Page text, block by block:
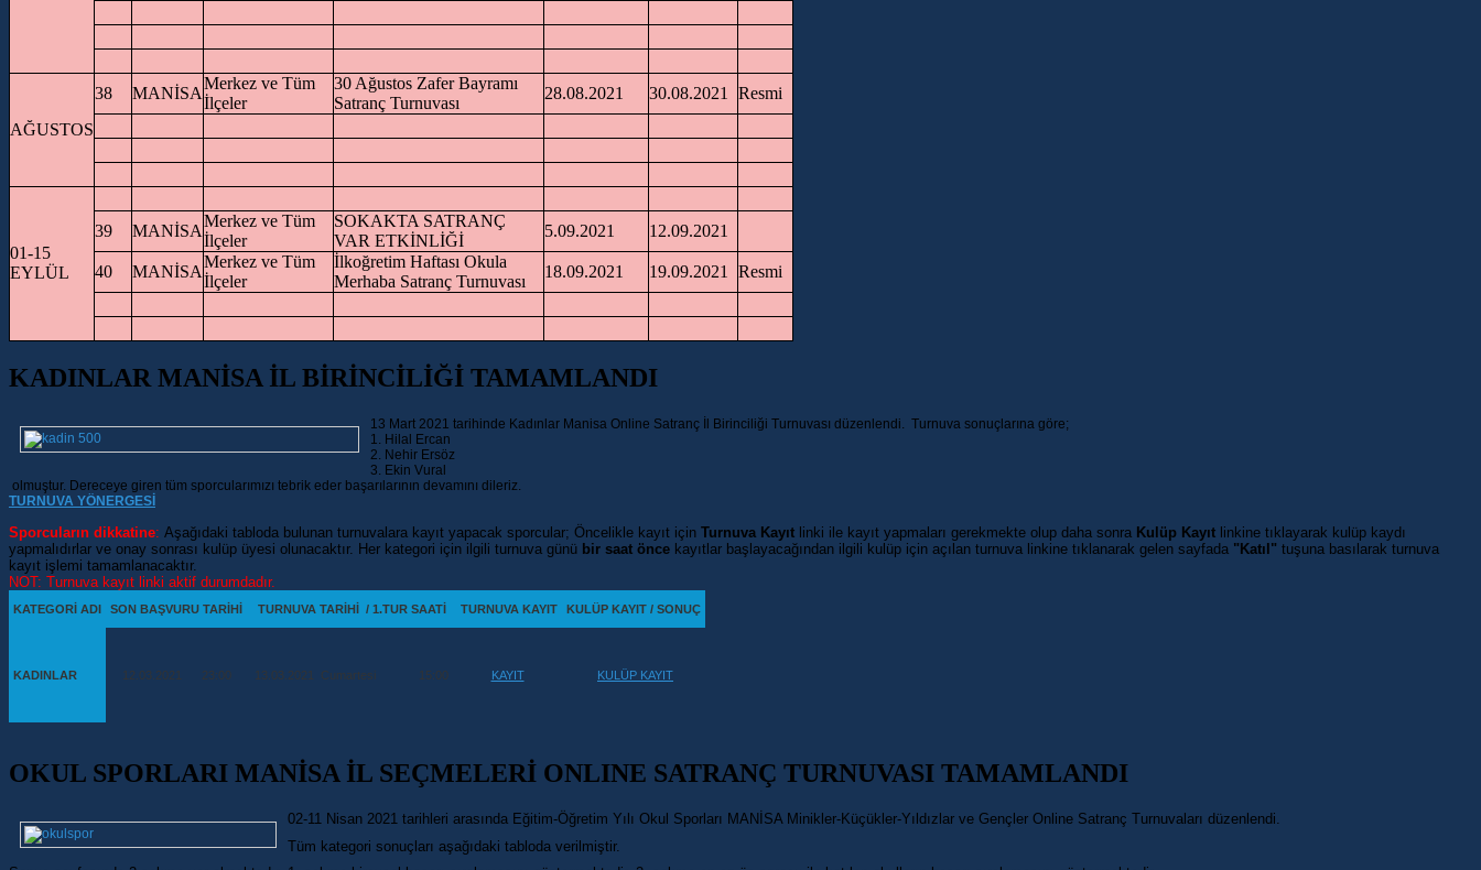
AĞUSTOS
38 MANİSA
Merkez ve Tüm
İlçeler
30 Ağustos Zafer Bayramı
Satranç Turnuvası
28.08.2021 30.08.2021 Resmi
01-15
EYLÜL
39 MANİSA
Merkez ve Tüm
İlçeler
SOKAKTA SATRANÇ
VAR ETKİNLİĞİ
5.09.2021 12.09.2021
40 MANİSA
Merkez ve Tüm
İlçeler
İlkoğretim Haftası Okula
Merhaba Satranç Turnuvası
18.09.2021 19.09.2021 Resmi
KADINLAR MANİSA İL BİRİNCİLİĞİ TAMAMLANDI
13 Mart 2021 tarihinde Kadınlar Manisa Online Satranç İl Birinciliği Turnuvası düzenlendi. Turnuva sonuçlarına göre;
1. Hilal Ercan
2. Nehir Ersöz
3. Ekin Vural
olmuştur. Dereceye giren tüm sporcularımızı tebrik eder başarılarının devamını dileriz.
TURNUVA YÖNERGESİ
Sporcuların dikkatine: Aşağıdaki tabloda bulunan turnuvalara kayıt yapacak sporcular; Öncelikle kayıt için Turnuva Kayıt linki ile kayıt yapmaları gerekmekte olup daha sonra Kulüp Kayıt linkine tıklayarak kulüp kaydı
yapmalıdırlar ve onay sonrası kulüp üyesi olunacaktır. Her kategori için ilgili turnuva günü bir saat önce kayıtlar başlayacağından ilgili kulüp için açılan turnuva linkine tıklanarak gelen sayfada "Katıl" tuşuna basılarak turnuva
kayıt işlemi tamamlanacaktır.
NOT: Turnuva kayıt linki aktif durumdadır.
KATEGORİ ADI SON BAŞVURU TARİHİ TURNUVA TARİHİ / 1.TUR SAATİ TURNUVA KAYIT KULÜP KAYIT / SONUÇ
KADINLAR 12.03.2021 23:00 13.03.2021 Cumartesi 15:00 KAYIT KULÜP KAYIT
OKUL SPORLARI MANİSA İL SEÇMELERİ ONLINE SATRANÇ TURNUVASI TAMAMLANDI
02-11 Nisan 2021 tarihleri arasında Eğitim-Öğretim Yılı Okul Sporları MANİSA Minikler-Küçükler-Yıldızlar ve Gençler Online Satranç Turnuvaları düzenlendi.
Tüm kategori sonuçları aşağıdaki tabloda verilmiştir.